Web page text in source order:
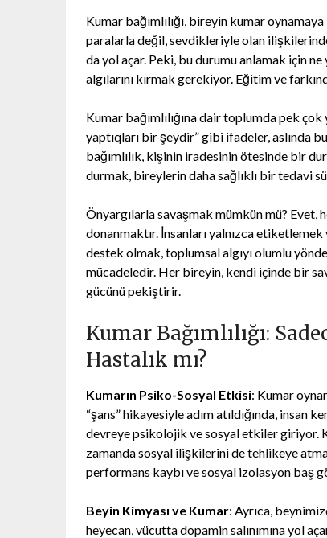
Kumar bağımlılığı, bireyin kumar
paralarla değil, sevdikleriyle olan
da yol açar. Peki, bu durumu anlamak için ne
algılarını kırmak gerekiyor. Eğitim ve
Kumar bağımlılığına dair toplumda pek
yaptıqları bir şeydir” gibi ifadeler, aslında
bağımlılık, kişinin iradesinin ötesinde bir
durmak, bireylerin daha sağlıklı bir tedavi
Önyargılarla savaşmak mümkün mü?
donanmaktır. İnsanları yalnızca
destek olmak, toplumsal algıyı olumlu
mücadeledir. Her bireyin, kendi içinde bir
gücünü pekiştirir.
Kumar Bağımlılığı:
Hastalık mı?
Kumarın Psiko-Sosyal Etkisi: Kumar
“şans” hikayesiyle adım atıldığında,
devreye psikolojik ve sosyal etkiler giriyor.
zamanda sosyal ilişkilerini de tehlikeye
performans kaybı ve sosyal izolasyon baş
Beyin Kimyası ve Kumar: Ayrıca,
heyecan, vücutta dopamin salınımına yol